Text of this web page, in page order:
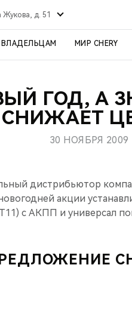
д. 51
ВЛАДЕЛЬЦАМ МИР CHERY
ГОД, А
СНИЖАЕТ
30 НОЯБРЯ 2009
дистрибьютор
акции
с АКПП и универсал